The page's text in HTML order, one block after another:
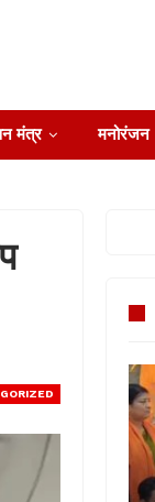
मंत्र मनोरंजन